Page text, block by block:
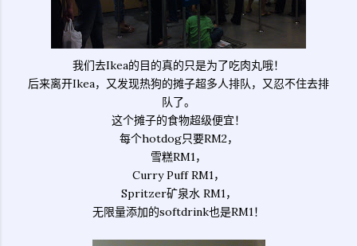
我们去Ikea的目的真的只是为了吃肉丸哦！
后来离开Ikea，又发现热狗的摊子超多人排队，又忍不住去排
队了。
这个摊子的食物超级便宜！
每个hotdog只要RM2，
雪糕RM1，
Curry Puff RM1，
Spritzer矿泉水 RM1，
无限量添加的softdrink也是RM1！